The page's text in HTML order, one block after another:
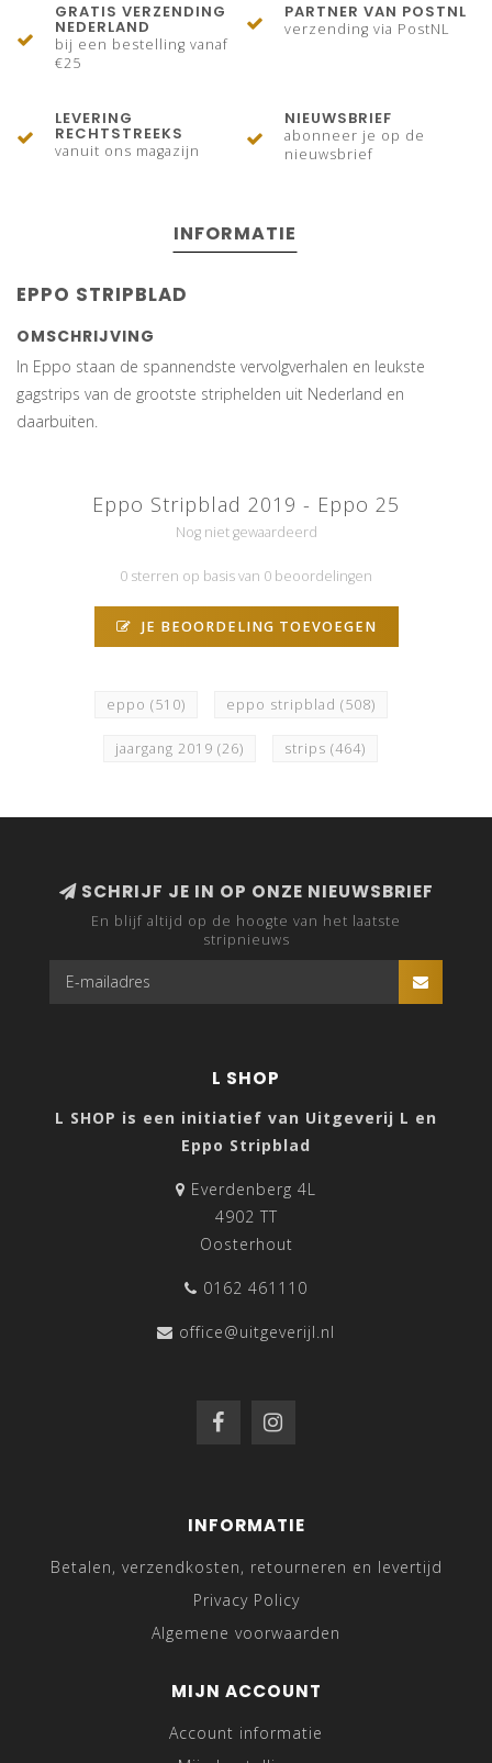
GRATIS VERZENDING
NEDERLAND
bij een bestelling vanaf
€25
PARTNER VAN POSTNL
verzending via PostNL
LEVERING
RECHTSTREEKS
vanuit ons magazijn
NIEUWSBRIEF
abonneer je op de
nieuwsbrief
INFORMATIE
EPPO STRIPBLAD
OMSCHRIJVING
In Eppo staan de spannendste vervolgverhalen en leukste
gagstrips van de grootste striphelden uit Nederland en
daarbuiten.
Eppo Stripblad 2019 - Eppo 25
Nog niet gewaardeerd
0 sterren op basis van 0 beoordelingen
JE BEOORDELING TOEVOEGEN
eppo (510) eppo stripblad (508)
jaargang 2019 (26) strips (464)
SCHRIJF JE IN OP ONZE NIEUWSBRIEF
En blijf altijd op de hoogte van het laatste
stripnieuws
L SHOP
L SHOP is een initiatief van Uitgeverij L en
Eppo Stripblad
Everdenberg 4L
4902 TT
Oosterhout
0162 461110
office@uitgeverijl.nl
INFORMATIE
Betalen, verzendkosten, retourneren en levertijd
Privacy Policy
Algemene voorwaarden
MIJN ACCOUNT
Account informatie